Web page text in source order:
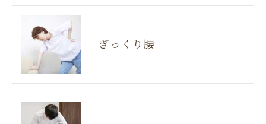
ぎっくり腰